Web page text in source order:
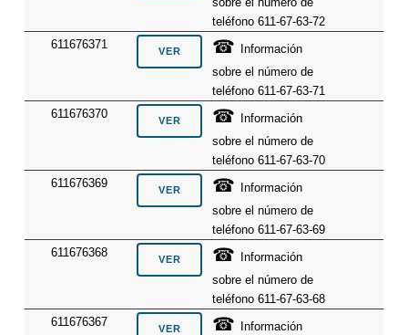
teléfono 611-67-63-72
611676371
☎ Información
sobre el número de
teléfono 611-67-63-71
611676370
☎ Información
sobre el número de
teléfono 611-67-63-70
611676369
☎ Información
sobre el número de
teléfono 611-67-63-69
611676368
☎ Información
sobre el número de
teléfono 611-67-63-68
611676367
☎ Información